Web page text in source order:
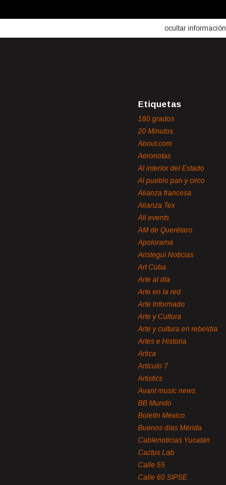
ocultar información
Etiquetas
180 grados
20 Minutos
About.com
Aeronotas
Al interior del Estado
Al pueblo pan y circo
Alianza francesa
Alianza Tex
All events
AM de Querétaro
Apolorama
Aristegui Noticias
Art Cuba
Arte al día
Arte en la red
Arte Informado
Arte y Cultura
Arte y cultura en rebeldía
Artes e Historia
Artica
Artículo 7
Artistics
Avant music news
BB Mundo
Boletín México
Buenos días Mérida
Cablenoticias Yucatán
Cactus Lab
Calle 55
Calle 60 SIPSE